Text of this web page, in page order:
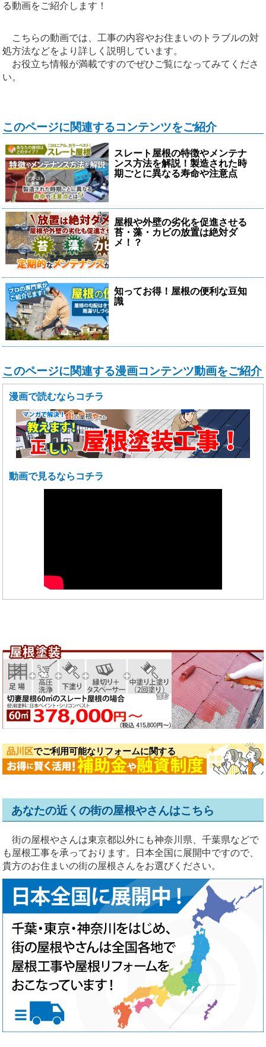
る動画をご紹介します！
こちらの動画では、工事の内容やお住まいのトラブルの対
処方法などをより詳しく説明しています。
お役立ち情報が満載ですのでぜひご覧になってみてくださ
い。
このページに関連するコンテンツをご紹介
スレート屋根の特徴やメンテナ
ンス方法を解説！製造された時
期ごとに異なる寿命や注意点
屋根や外壁の劣化を促進させる
苔・藻・カビの放置は絶対ダ
メ！？
知ってお得！屋根の便利な豆知
識
このページに関連する漫画コンテンツ動画をご紹介
漫画で読むならコチラ
動画で見るならコチラ
品川区でご利用可能なリフォームに関する
あなたの近くの街の屋根やさんはこちら
街の屋根やさんは東京都以外にも神奈川県、千葉県などで
も屋根工事を承っております。日本全国に展開中ですので、
貴方のお住まいの街の屋根さんをお選びください。